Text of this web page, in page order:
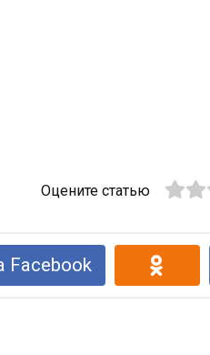
Оцените статью
Facebook